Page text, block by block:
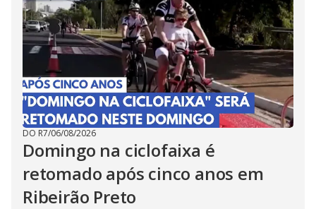
DO R7/06/08/2026
Domingo na ciclofaixa é
retomado após cinco anos em
Ribeirão Preto